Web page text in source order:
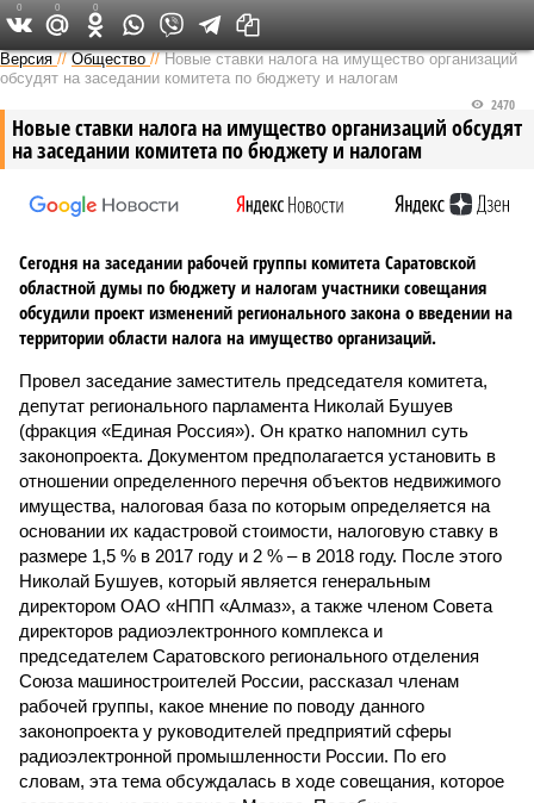
Версия в Саратове
Версия //Общество //Новые ставки налога на имущество организаций
обсудят на заседании комитета по бюджету и налогам
Новые ставки налога на имущество организаций обсудят
на заседании комитета по бюджету и налогам
2470
Сегодня на заседании рабочей группы комитета Саратовской
областной думы по бюджету и налогам участники совещания
обсудили проект изменений регионального закона о введении на
территории области налога на имущество организаций.
Провел заседание заместитель председателя комитета,
депутат регионального парламента Николай Бушуев
(фракция «Единая Россия»). Он кратко напомнил суть
законопроекта. Документом предполагается установить в
отношении определенного перечня объектов недвижимого
имущества, налоговая база по которым определяется на
основании их кадастровой стоимости, налоговую ставку в
размере 1,5 % в 2017 году и 2 % – в 2018 году. После этого
Николай Бушуев, который является генеральным
директором ОАО «НПП «Алмаз», а также членом Совета
директоров радиоэлектронного комплекса и
председателем Саратовского регионального отделения
Союза машиностроителей России, рассказал членам
рабочей группы, какое мнение по поводу данного
законопроекта у руководителей предприятий сферы
радиоэлектронной промышленности России. По его
словам, эта тема обсуждалась в ходе совещания, которое
0 0 0